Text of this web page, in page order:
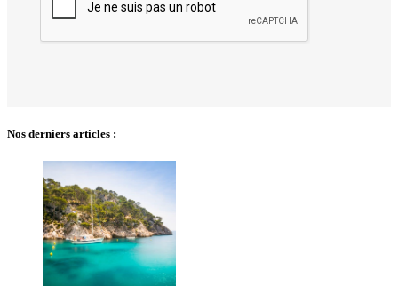
Nos derniers articles :